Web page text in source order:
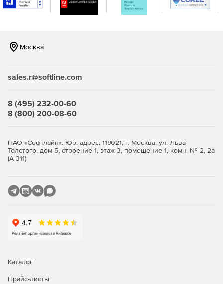
генерации отчетов.
Продукт IronPort Email Security (C-series) доступен в
Модель IronPort C170 рекомендуется для организаций
с количеством пользователей электронной почты от
Модель IronPort C370 подходит для организаций с
количеством пользователей электронной почты от 1
количеством пользователей более 10 000 человек.
требовательных сетей в мире.
Москва
sales.r@softline.com
8 (495) 232-00-60
8 (800) 200-08-60
ПАО «Софтлайн». Юр. адрес: 119021, г. Москва, ул. Льва
Толстого, дом 5, строение 1, этаж 3, помещение 1, комн. № 2, 2а
(А-311)
Каталог
Прайс-листы